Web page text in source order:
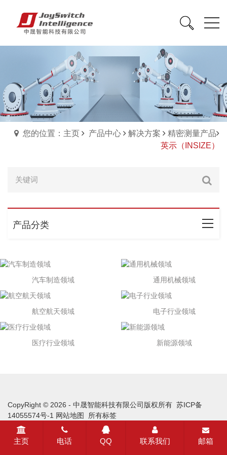
您的位置：主页 产品中心 解决方案
精密测量产品
英示（INSIZE）
产品分类
汽车制造领域 通用机械领域
航空航天领域 电子行业领域
医疗行业领域 新能源领域
CopyRight © 2026 - 中晟智能科技有限公司版权所有 苏ICP备
14055574号-1 网站地图 所有标签
主页 电话 QQ 联系我们 邮箱